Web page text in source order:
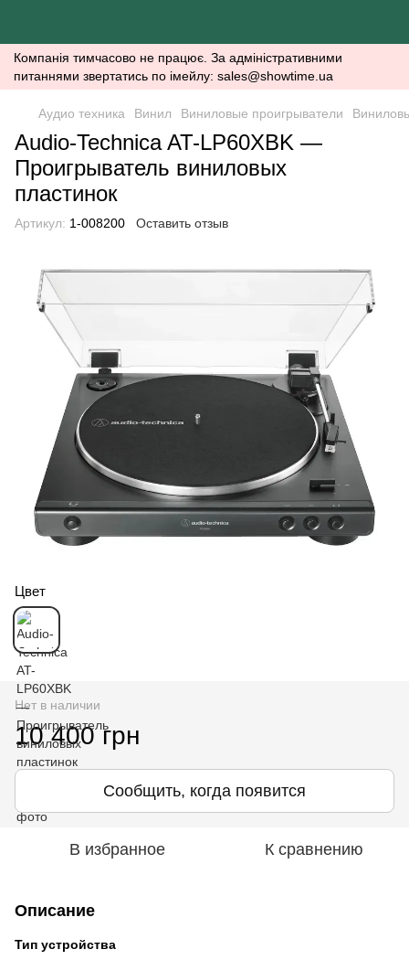
Компанія тимчасово не працює. За адміністративними
питаннями звертатись по імейлу: sales@showtime.ua
Аудио техника Винил Виниловые проигрыватели
Audio-Technica AT-LP60XBK —
Проигрыватель виниловых
пластинок
Артикул: 1-008200 Оставить отзыв
Цвет
Нет в наличии
10 400 грн
Сообщить, когда появится
В избранное К сравнению
Описание
Тип устройства